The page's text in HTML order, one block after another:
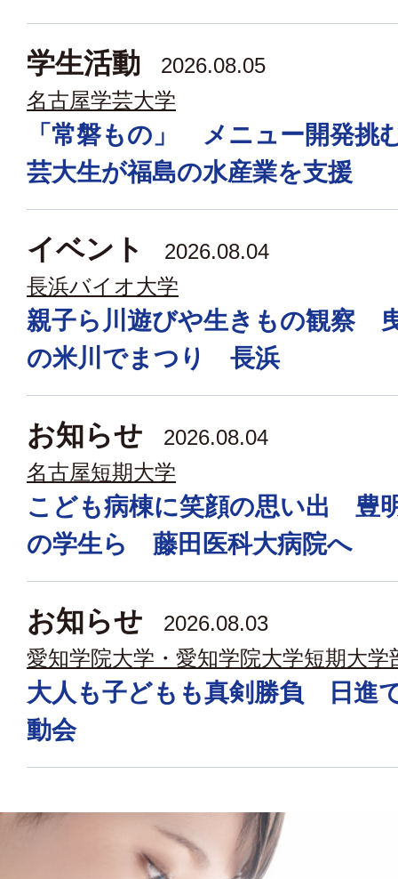
学生活動
2026.08.05
名古屋学芸大学
「常磐もの」 メニュー開発
芸大生が福島の水産業を支援
イベント
2026.08.04
長浜バイオ大学
親子ら川遊びや生きもの観察
の米川でまつり 長浜
お知らせ
2026.08.04
名古屋短期大学
こども病棟に笑顔の思い出 豊
の学生ら 藤田医科大病院へ
お知らせ
2026.08.03
愛知学院大学・愛知学院大学短期大学
大人も子どもも真剣勝負 日進
動会